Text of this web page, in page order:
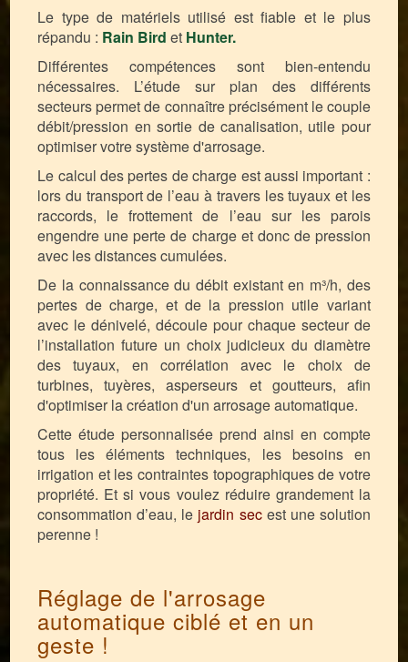
Le type de matériels utilisé est fiable et le plus
répandu : Rain Bird et Hunter.
Différentes compétences sont bien-entendu
nécessaires. L’étude sur plan des différents
secteurs permet de connaître précisément le couple
débit/pression en sortie de canalisation, utile pour
optimiser votre système d'arrosage.
Le calcul des pertes de charge est aussi important :
lors du transport de l’eau à travers les tuyaux et les
raccords, le frottement de l’eau sur les parois
engendre une perte de charge et donc de pression
avec les distances cumulées.
De la connaissance du débit existant en m³/h, des
pertes de charge, et de la pression utile variant
avec le dénivelé, découle pour chaque secteur de
l’installation future un choix judicieux du diamètre
des tuyaux, en corrélation avec le choix de
turbines, tuyères, asperseurs et goutteurs, afin
d'optimiser la création d'un arrosage automatique.
Cette étude personnalisée prend ainsi en compte
tous les éléments techniques, les besoins en
irrigation et les contraintes topographiques de votre
propriété. Et si vous voulez réduire grandement la
consommation d’eau, le jardin secest une solution
perenne !
Réglage de l'arrosage
automatique ciblé et en un
geste !